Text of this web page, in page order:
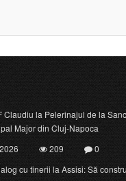
Claudiu la Pelerinajul de la
Major din Cluj-Napoca
209
0
cu tinerii la Assisi: Să